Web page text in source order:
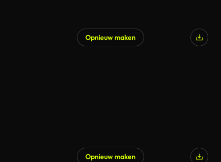
Opnieuw maken
Opnieuw maken